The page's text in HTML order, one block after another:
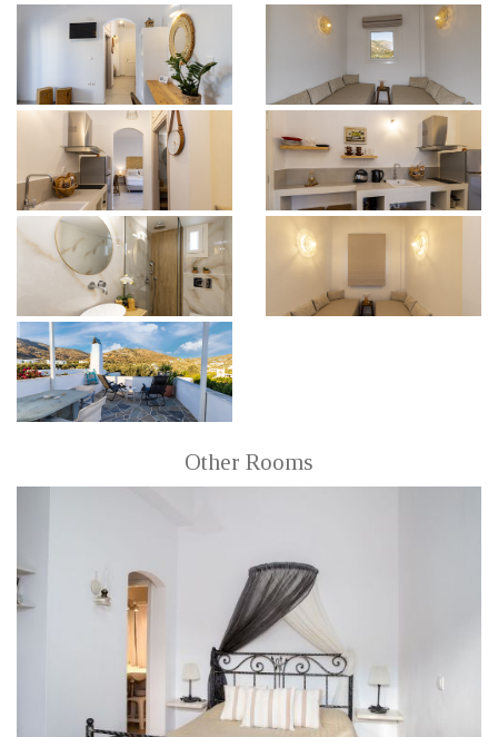
Other Rooms